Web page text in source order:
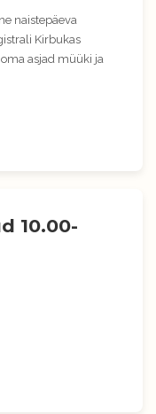
naistepäeva
Kirbukas
asjad müüki ja
10.00-